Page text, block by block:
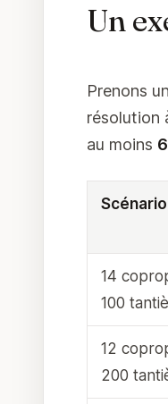
Un
Prenons
résolution
au moins
14
100
12
200